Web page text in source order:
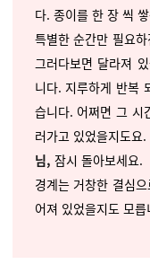
다. 종이를 한 장 씩
특별한 순간만 필요
그러다보면 달라져
니다. 지루하게 반복
습니다. 어쩌면 그 시
러가고 있었을지도요.
님, 잠시 돌아보세요.
경계는 거창한 결심
어져 있었을지도 모릅